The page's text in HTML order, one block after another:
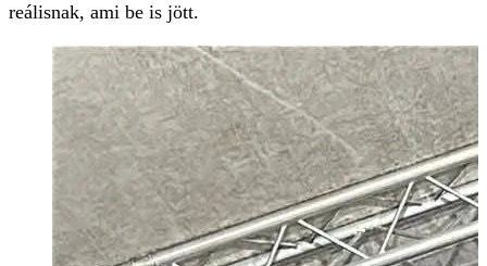
reálisnak, ami be is jött.